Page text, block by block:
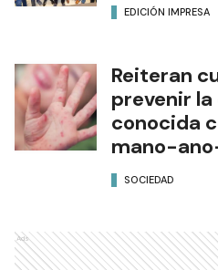
EDICIÓN IMPRESA
Reiteran
prevenir
conocida
mano-
SOCIEDAD
Ads